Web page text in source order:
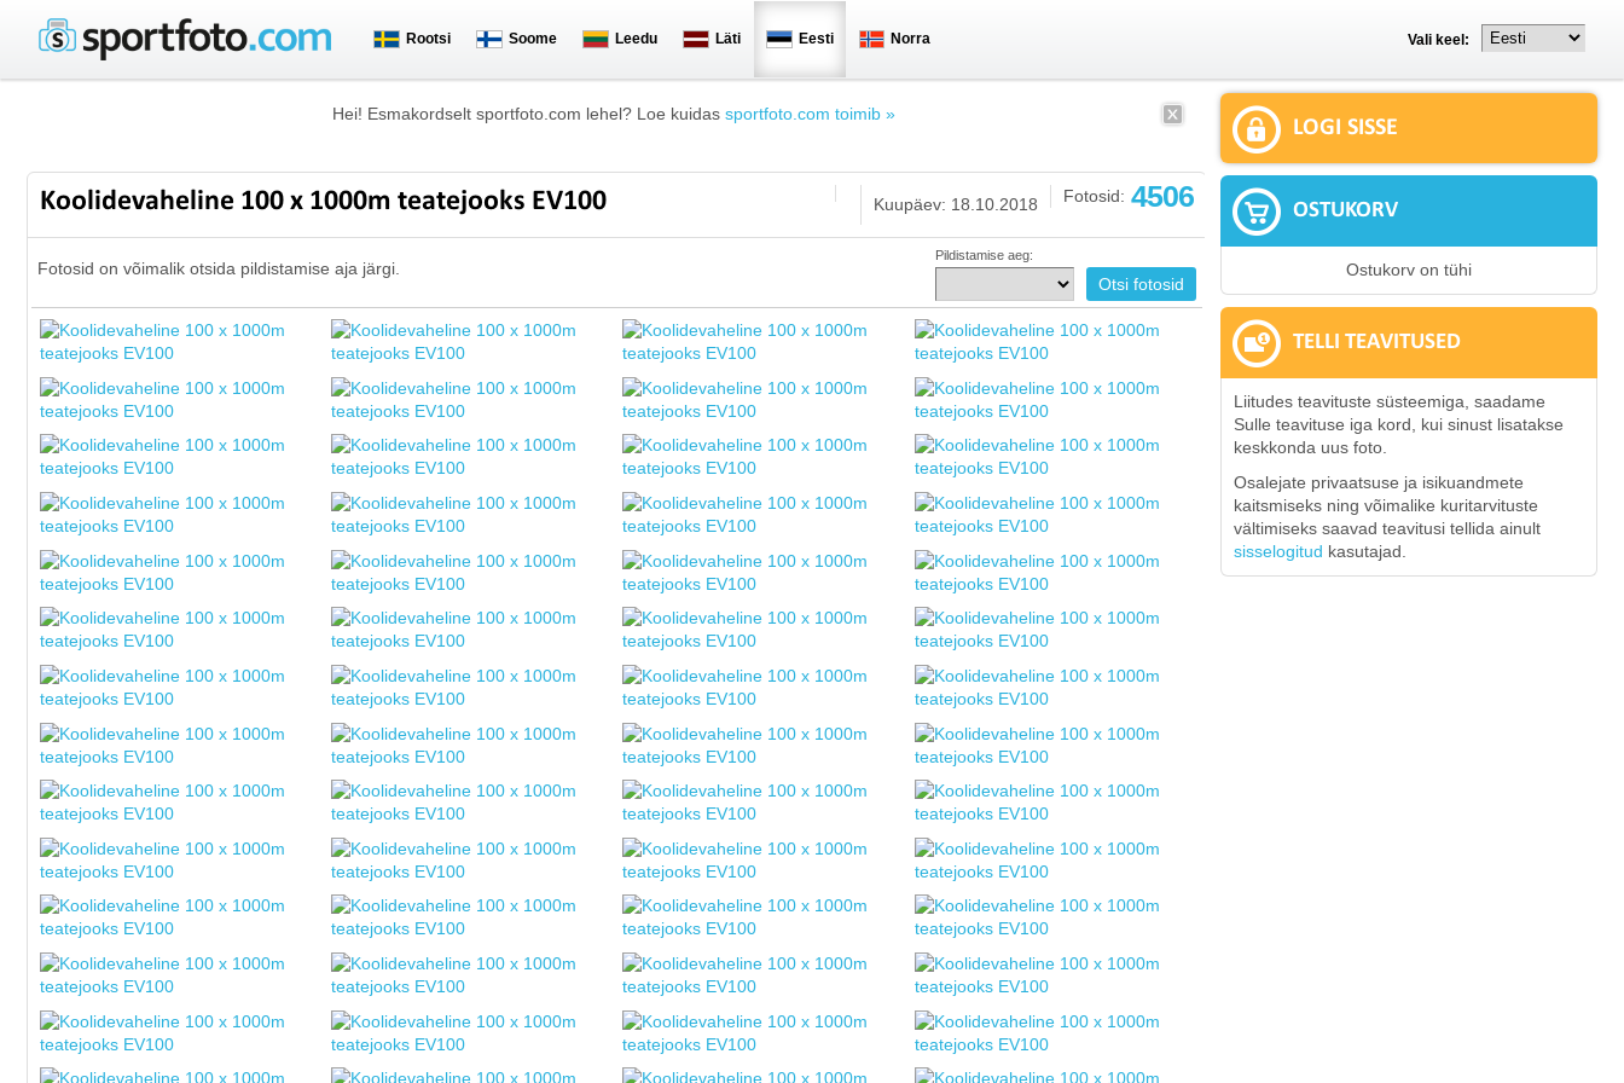
Rootsi Soome Leedu Läti Eesti Norra Vali keel:
Hei! Esmakordselt sportfoto.com lehel? Loe kuidas sportfoto.com toimib »
Koolidevaheline 100 x 1000m teatejooks EV100 Fotosid: 4506
Kuupäev: 18.10.2018
Fotosid on võimalik otsida pildistamise aja järgi.
Pildistamise aeg:
LOGI SISSE
OSTUKORV
Ostukorv on tühi
TELLI TEAVITUSED
Liitudes teavituste süsteemiga, saadame
Sulle teavituse iga kord, kui sinust lisatakse
keskkonda uus foto.
Osalejate privaatsuse ja isikuandmete
kaitsmiseks ning võimalike kuritarvituste
vältimiseks saavad teavitusi tellida ainult
sisselogitud kasutajad.